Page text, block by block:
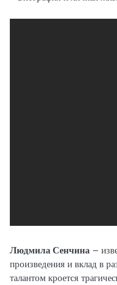
Людмила Сенчина –
произведения и вклад в
талантом кроется